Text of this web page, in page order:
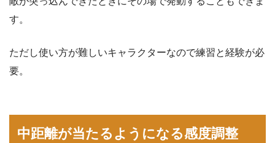
す。
ただし使い方が難しいキャラクターなので練習と経験が必
要。
中距離が当たるようになる感度調整